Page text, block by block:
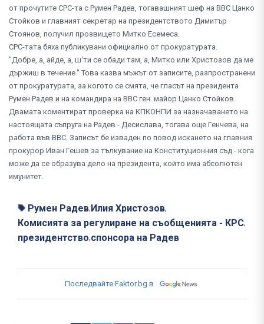
от прочутите СРС-та с Румен Радев, тогавашният шеф на ВВС Цанко
Стойков и главният секретар на президентството Димитър
Стоянов, получил прозвището Митко Есемеса.
СРС-тата бяха публикувани официално от прокуратурата.
"Добре, а, айде, а, ш'ти се обади там, а, Митко или Христозов да ме
държиш в течение." Това казва мъжът от записите, разпространени
от прокуратурата, за когото се смята, че гласът на президента
Румен Радев и на командира на ВВС ген. майор Цанко Стойков.
Двамата коментират проверка на КПКОНПИ за назначаването на
настоящата съпруга на Радев - Десислава, тогава още Генчева, на
работа във ВВС. Записът бе изваден по повод искането на главния
прокурор Иван Гешев за тълкувание на Конституционния съд - кога
може да се образува дело на президента, който има абсолютен
имунитет.
Румен Радев,Илия Христозов,
Комисията за регулиране на съобщенията - КРС,
президентство,спонсора на Радев
Последвайте Faktor.bg в